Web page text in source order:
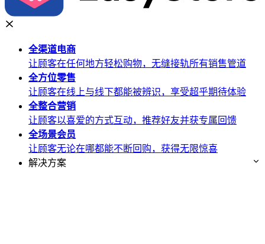
全渠道电商
让顾客在任何地方轻松购物，无缝接轨所有销售管道
全方位零售
让顾客在线上与线下都能被辨识，享受超乎期待体验
全整合营销
让顾客以喜爱的方式互动，推荐好友并获专属回馈
全场景会员
让顾客无论在哪都能不断回购，获得无限惊喜
解决方案